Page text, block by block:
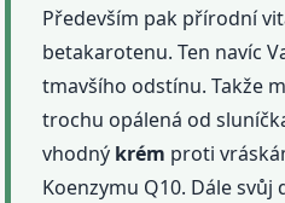
Především pak přírodní
betakarotenu. Ten navíc
tmavšího odstínu. Takže
trochu opálená od
vhodný krém proti
Koenzymu Q10. Dále svůj